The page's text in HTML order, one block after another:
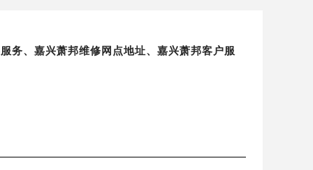
务、嘉兴萧邦维修网点地址、嘉兴萧邦客户服